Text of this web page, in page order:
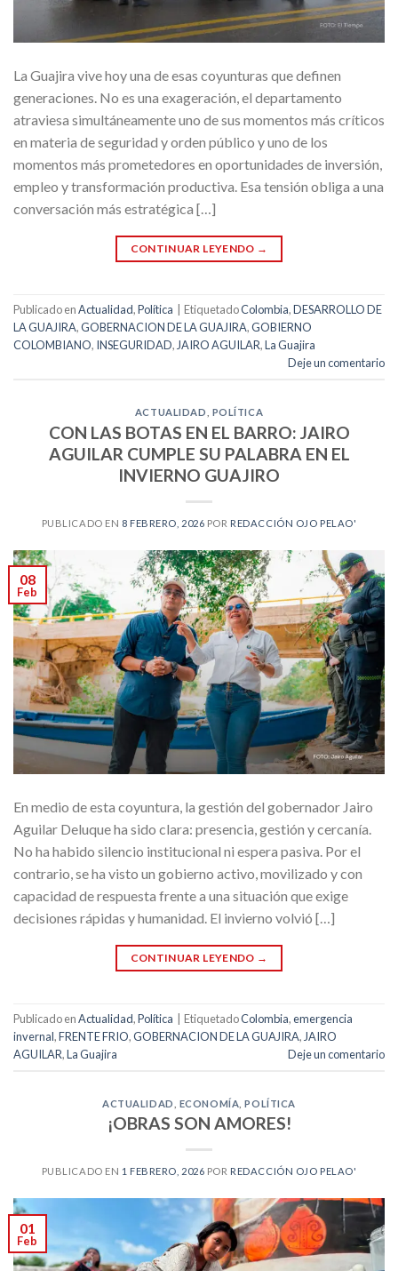
La Guajira vive hoy una de esas coyunturas que definen
generaciones. No es una exageración, el departamento
atraviesa simultáneamente uno de sus momentos más críticos
en materia de seguridad y orden público y uno de los
momentos más prometedores en oportunidades de inversión,
empleo y transformación productiva. Esa tensión obliga a una
conversación más estratégica […]
CONTINUAR LEYENDO →
Publicado enActualidad,Política EtiquetadoColombia,DESARROLLO DE
LA GUAJIRA,GOBERNACION DE LA GUAJIRA,GOBIERNO
COLOMBIANO, INSEGURIDAD,JAIRO AGUILAR,La Guajira
Deje un comentario
ACTUALIDAD POLÍTICA
CON LAS BOTAS EN EL BARRO: JAIRO
AGUILAR CUMPLE SU PALABRA EN EL
INVIERNO GUAJIRO
PUBLICADO EN 8 FEBRERO, 2026 POR REDACCIÓN OJO PELAO'
08
Feb
En medio de esta coyuntura, la gestión del gobernador Jairo
Aguilar Deluque ha sido clara: presencia, gestión y cercanía.
No ha habido silencio institucional ni espera pasiva. Por el
contrario, se ha visto un gobierno activo, movilizado y con
capacidad de respuesta frente a una situación que exige
decisiones rápidas y humanidad. El invierno volvió […]
CONTINUAR LEYENDO →
Publicado enActualidad,Política EtiquetadoColombia,emergencia
invernal,FRENTE FRIO,GOBERNACION DE LA GUAJIRA, JAIRO
AGUILAR,La Guajira Deje un comentario
ACTUALIDAD ECONOMÍA ,POLÍTICA
¡OBRAS SON AMORES!
PUBLICADO EN 1 FEBRERO, 2026 POR REDACCIÓN OJO PELAO'
01
Feb